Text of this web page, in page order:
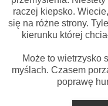
raczej kiepsko.
się na różne strony.
kierunku której
Może to wietrzysko
myślach. Czasem
poprawę